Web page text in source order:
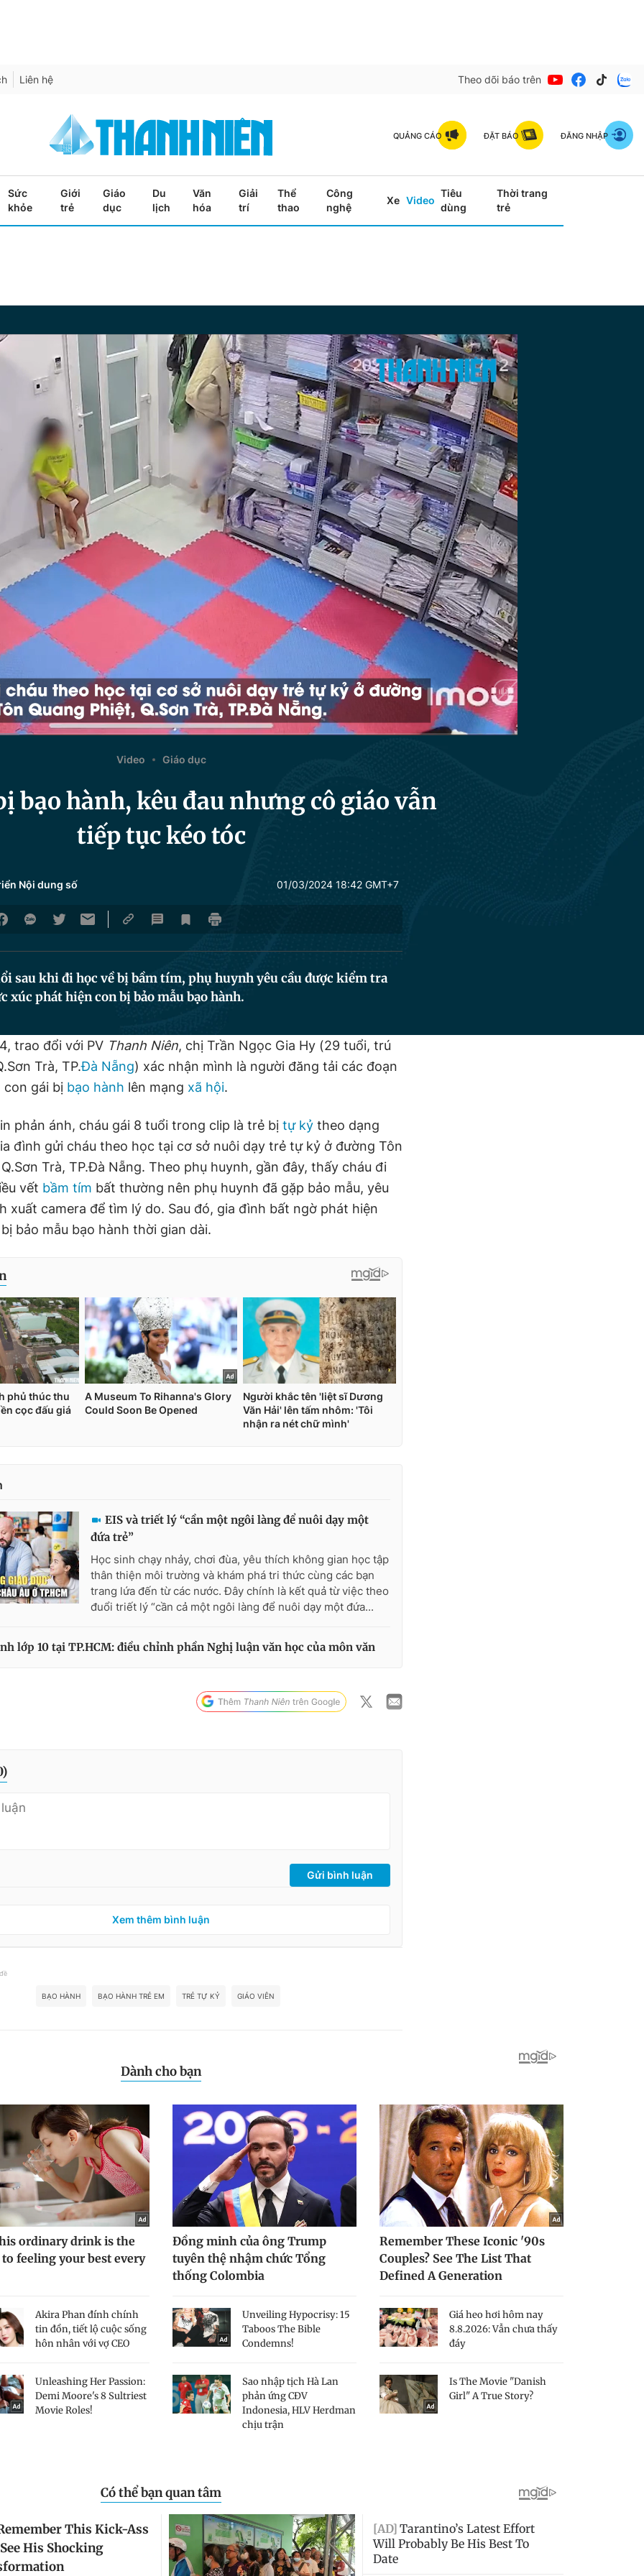
Liên hệ Theo dõi báo trên
QUẢNG CÁO ĐẶT BÁO ĐĂNG NHẬP
Sức
khỏe
Giới
trẻ
Giáo
dục
Du
lịch
Văn
hóa
Giải
trí
Thể
thao
Công
nghệ
Xe Video
Tiêu
dùng
Thời trang
trẻ
Video Giáo dục
bạo hành, kêu đau nhưng cô giáo vẫn
tiếp tục kéo tóc
Nội dung số 01/03/2024 18:42 GMT+7
sau khi đi học về bị bầm tím, phụ huynh yêu cầu được kiểm tra
xúc phát hiện con bị bảo mẫu bạo hành.
trao đổi với PV Thanh Niên, chị Trần Ngọc Gia Hy (29 tuổi, trú
Trà, TP.Đà Nẵng) xác nhận mình là người đăng tải các đoạn
con gái bị bạo hành lên mạng xã hội.
phản ánh, cháu gái 8 tuổi trong clip là trẻ bị tự kỷ theo dạng
đình gửi cháu theo học tại cơ sở nuôi dạy trẻ tự kỷ ở đường Tôn
Trà, TP.Đà Nẵng. Theo phụ huynh, gần đây, thấy cháu đi
vết bầm tím bất thường nên phụ huynh đã gặp bảo mẫu, yêu
xuất camera để tìm lý do. Sau đó, gia đình bất ngờ phát hiện
bảo mẫu bạo hành thời gian dài.
EIS và triết lý “cần một ngôi làng để nuôi dạy một
đứa trẻ”
Học sinh chạy nhảy, chơi đùa, yêu thích không gian học tập
thân thiện môi trường và khám phá tri thức cùng các bạn
trang lứa đến từ các nước. Đây chính là kết quả từ việc theo
đuổi triết lý “cần cả một ngôi làng để nuôi dạy một đứa...
lớp 10 tại TP.HCM: điều chỉnh phần Nghị luận văn học của môn văn
)
Gửi bình luận
Xem thêm bình luận
BẠO HÀNH BẠO HÀNH TRẺ EM TRẺ TỰ KỶ GIÁO VIÊN